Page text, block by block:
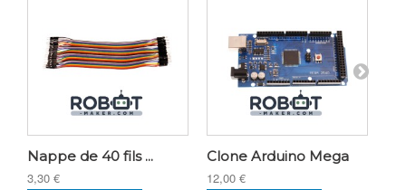
Nappe de 40 fils ...
3,30 €
Clone Arduino Mega
12,00 €